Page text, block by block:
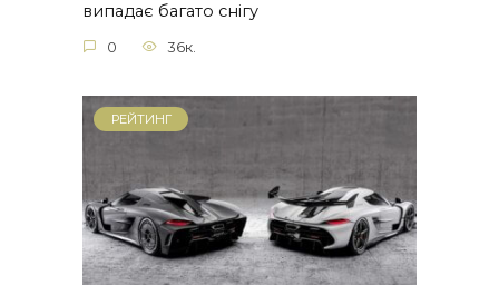
випадає багато снігу
0 36к.
РЕЙТИНГ